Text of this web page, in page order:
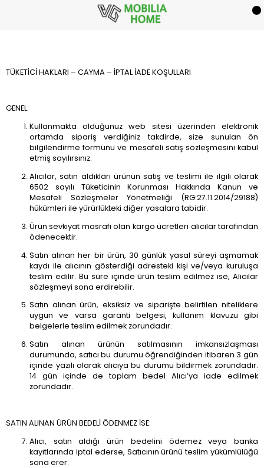
TÜKETİCİ HAKLARI – CAYMA – İPTAL İADE KOŞULLARI
GENEL:
Kullanmakta olduğunuz web sitesi üzerinden elektronik
ortamda sipariş verdiğiniz takdirde, size sunulan ön
bilgilendirme formunu ve mesafeli satış sözleşmesini kabul
etmiş sayılırsınız.
Alıcılar, satın aldıkları ürünün satış ve teslimi ile ilgili olarak
6502 sayılı Tüketicinin Korunması Hakkında Kanun ve
Mesafeli Sözleşmeler Yönetmeliği (RG:27.11.2014/29188)
hükümleri ile yürürlükteki diğer yasalara tabidir.
Ürün sevkiyat masrafı olan kargo ücretleri alıcılar tarafından
ödenecektir.
Satın alınan her bir ürün, 30 günlük yasal süreyi aşmamak
kaydı ile alıcının gösterdiği adresteki kişi ve/veya kuruluşa
teslim edilir. Bu süre içinde ürün teslim edilmez ise, Alıcılar
sözleşmeyi sona erdirebilir.
Satın alınan ürün, eksiksiz ve siparişte belirtilen niteliklere
uygun ve varsa garanti belgesi, kullanım klavuzu gibi
belgelerle teslim edilmek zorundadır.
Satın alınan ürünün satılmasının imkansızlaşması
durumunda, satıcı bu durumu öğrendiğinden itibaren 3 gün
içinde yazılı olarak alıcıya bu durumu bildirmek zorundadır.
14 gün içinde de toplam bedel Alıcı’ya iade edilmek
zorundadır.
SATIN ALINAN ÜRÜN BEDELİ ÖDENMEZ İSE:
Alıcı, satın aldığı ürün bedelini ödemez veya banka
kayıtlarında iptal ederse, Satıcının ürünü teslim yükümlülüğü
sona erer.